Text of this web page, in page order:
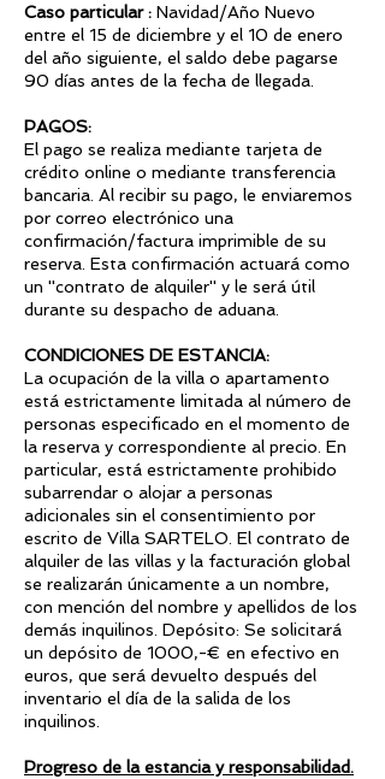
Caso particular : Navidad/Año Nuevo
entre el 15 de diciembre y el 10 de enero
del año siguiente, el saldo debe pagarse
90 días antes de la fecha de llegada.
PAGOS:
El pago se realiza mediante tarjeta de
crédito online o mediante transferencia
bancaria. Al recibir su pago, le enviaremos
por correo electrónico una
confirmación/factura imprimible de su
reserva. Esta confirmación actuará como
un ''contrato de alquiler'' y le será útil
durante su despacho de aduana.
CONDICIONES DE ESTANCIA:
La ocupación de la villa o apartamento
está estrictamente limitada al número de
personas especificado en el momento de
la reserva y correspondiente al precio. En
particular, está estrictamente prohibido
subarrendar o alojar a personas
adicionales sin el consentimiento por
escrito de Villa SARTELO. El contrato de
alquiler de las villas y la facturación global
se realizarán únicamente a un nombre,
con mención del nombre y apellidos de los
demás inquilinos. Depósito: Se solicitará
un depósito de 1000,-€ en efectivo en
euros, que será devuelto después del
inventario el día de la salida de los
inquilinos.
Progreso de la estancia y responsabilidad.